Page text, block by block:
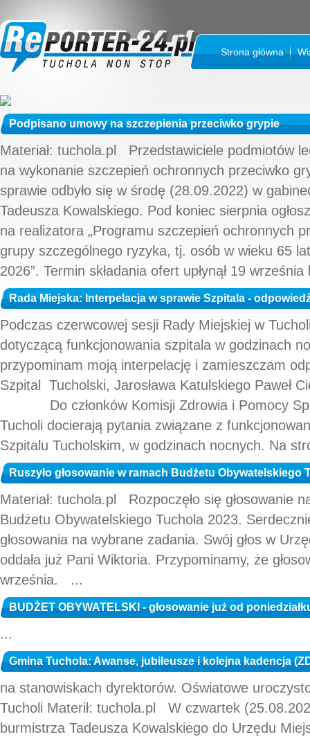
Strona główna
Podpisano umowy na szczepienia przeciwko grypie
Materiał: tuchola.pl Przedstawiciele podmiotów
na wykonanie szczepień ochronnych przeciwko
sprawie odbyło się w środę (28.09.2022) w
Tadeusza Kowalskiego. Pod koniec sierpnia
na realizatora „Programu szczepień ochronnych
grupy szczególnego ryzyka, tj. osób w wieku 65
2026”. Termin składania ofert upłynął 19 września
Rada Miejska: Interpelacja w sprawie Szpitala -
Podczas czerwcowej sesji Rady Miejskiej w
dotyczącą funkcjonowania szpitala w godzinach
przypominam moją interpelację i zamieszczam
Szpital Tucholski, Jarosława Katulskiego Paweł
Do członków Komisji Zdrowia i Pomocy
Tucholi docierają pytania związane z
Szpitalu Tucholskim, w godzinach nocnych. Na
Ruszyło głosowanie w ramach Budżetu Obywatelskiego
Materiał: tuchola.pl Rozpoczęło się głosowanie
Budżetu Obywatelskiego Tuchola 2023.
głosowania na wybrane zadania. Swój głos w
oddała już Pani Wiktoria. Przypominamy, że
września. ...
BUDŻET OBYWATELSKI - głosowanie już od
...
Gmina Tuchola: Awanse, jubileusze i kolejna kadencja
na stanowiskach dyrektorów. Oświatowe
Tucholi Materił: tuchola.pl W czwartek
burmistrza Tadeusza Kowalskiego do Urzędu